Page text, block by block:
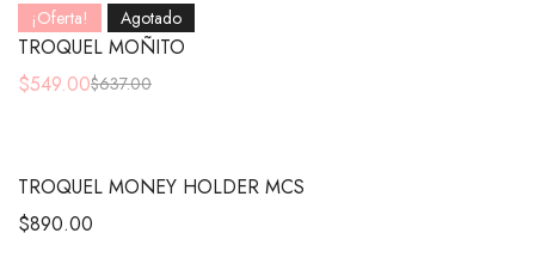
¡Oferta! Agotado
TROQUEL MOÑITO
$637.00
$549.00
TROQUEL MONEY HOLDER MCS
$890.00